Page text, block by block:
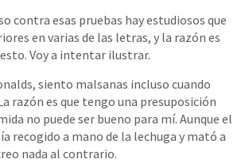
contra esas pruebas hay estudiosos que
en varias de las letras, y la razón es
Voy a intentar ilustrar.
siento malsanas incluso cuando
razón es que tengo una presuposición
no puede ser bueno para mí. Aunque el
recogido a mano de la lechuga y mató a
nada al contrario.